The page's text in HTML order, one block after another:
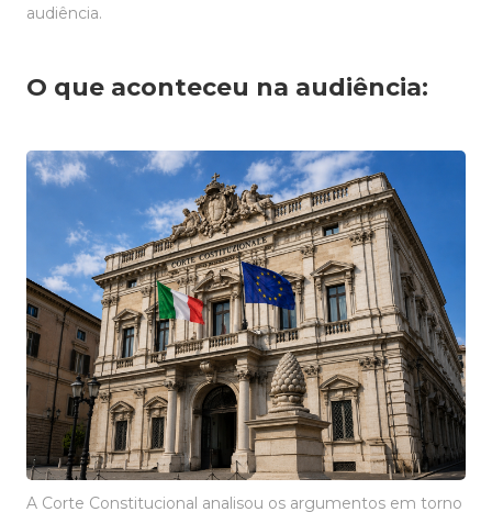
audiência.
O que aconteceu na audiência:
A Corte Constitucional analisou os argumentos em torno